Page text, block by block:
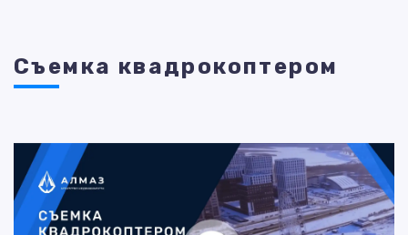
Съемка квадрокоптером